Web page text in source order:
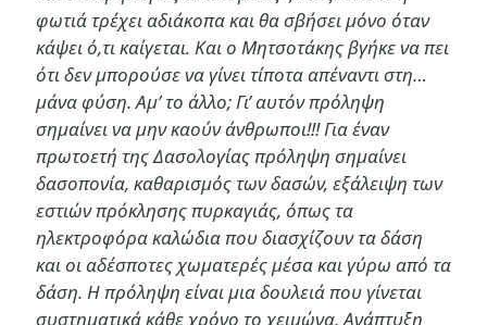
φωτιά τρέχει αδιάκοπα και θα σβήσει μόνο όταν
κάψει ό,τι καίγεται. Και ο Μητσοτάκης βγήκε να πει
ότι δεν μπορούσε να γίνει τίποτα απέναντι στη…
μάνα φύση. Αμ’ το άλλο; Γι’ αυτόν πρόληψη
σημαίνει να μην καούν άνθρωποι!!! Για έναν
πρωτοετή της Δασολογίας πρόληψη σημαίνει
δασοπονία, καθαρισμός των δασών, εξάλειψη των
εστιών πρόκλησης πυρκαγιάς, όπως τα
ηλεκτροφόρα καλώδια που διασχίζουν τα δάση
και οι αδέσποτες χωματερές μέσα και γύρω από τα
δάση. Η πρόληψη είναι μια δουλειά που γίνεται
συστηματικά κάθε χρόνο το χειμώνα. Ανάπτυξη